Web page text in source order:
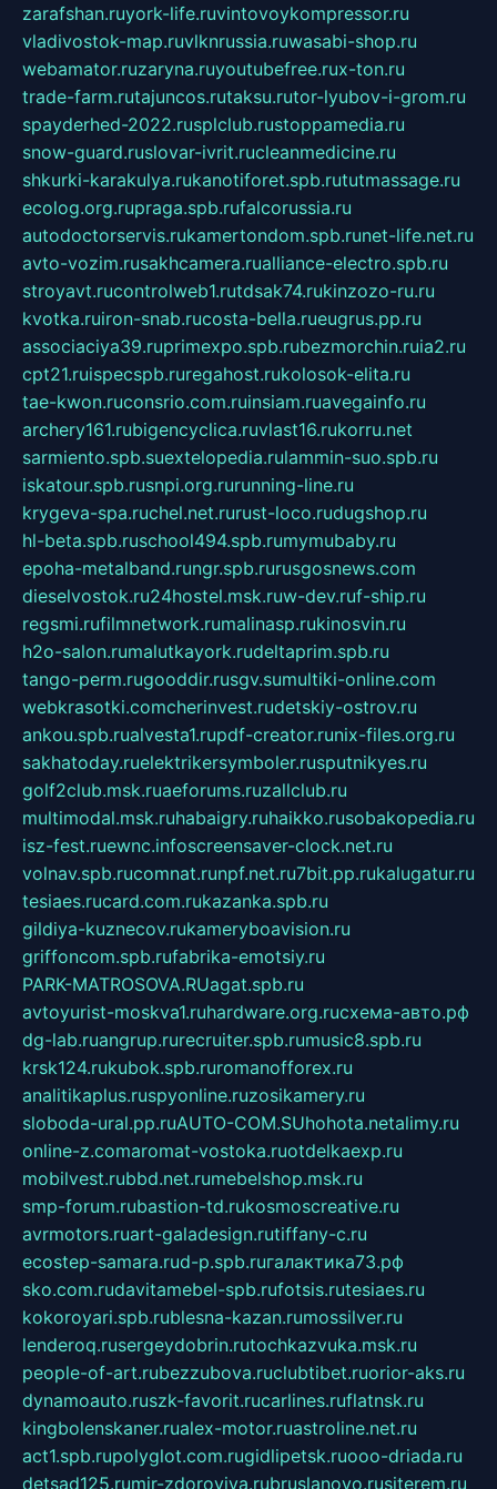
zarafshan.ruyork-life.ruvintovoykompressor.ru
vladivostok-map.ruvlknrussia.ruwasabi-shop.ru
webamator.ruzaryna.ruyoutubefree.rux-ton.ru
trade-farm.rutajuncos.rutaksu.rutor-lyubov-i-grom.ru
spayderhed-2022.rusplclub.rustoppamedia.ru
snow-guard.ruslovar-ivrit.rucleanmedicine.ru
shkurki-karakulya.rukanotiforet.spb.rututmassage.ru
ecolog.org.rupraga.spb.rufalcorussia.ru
autodoctorservis.rukamertondom.spb.runet-life.net.ru
avto-vozim.rusakhcamera.rualliance-electro.spb.ru
stroyavt.rucontrolweb1.rutdsak74.rukinzozo-ru.ru
kvotka.ruiron-snab.rucosta-bella.rueugrus.pp.ru
associaciya39.ruprimexpo.spb.rubezmorchin.ruia2.ru
cpt21.ruispecspb.ruregahost.rukolosok-elita.ru
tae-kwon.ruconsrio.com.ruinsiam.ruavegainfo.ru
archery161.rubigencyclica.ruvlast16.rukorru.net
sarmiento.spb.suextelopedia.rulammin-suo.spb.ru
iskatour.spb.rusnpi.org.rurunning-line.ru
krygeva-spa.ruchel.net.rurust-loco.rudugshop.ru
hl-beta.spb.ruschool494.spb.rumymubaby.ru
epoha-metalband.rungr.spb.rurusgosnews.com
dieselvostok.ru24hostel.msk.ruw-dev.ruf-ship.ru
regsmi.rufilmnetwork.rumalinasp.rukinosvin.ru
h2o-salon.rumalutkayork.rudeltaprim.spb.ru
tango-perm.rugooddir.rusgv.sumultiki-online.com
webkrasotki.comcherinvest.rudetskiy-ostrov.ru
ankou.spb.rualvesta1.rupdf-creator.runix-files.org.ru
sakhatoday.ruelektrikersymboler.rusputnikyes.ru
golf2club.msk.ruaeforums.ruzallclub.ru
multimodal.msk.ruhabaigry.ruhaikko.rusobakopedia.ru
isz-fest.ruewnc.infoscreensaver-clock.net.ru
volnav.spb.rucomnat.runpf.net.ru7bit.pp.rukalugatur.ru
tesiaes.rucard.com.rukazanka.spb.ru
gildiya-kuznecov.rukameryboavision.ru
griffoncom.spb.rufabrika-emotsiy.ru
PARK-MATROSOVA.RUagat.spb.ru
avtoyurist-moskva1.ruhardware.org.ruсхема-авто.рф
dg-lab.ruangrup.rurecruiter.spb.rumusic8.spb.ru
krsk124.rukubok.spb.ruromanofforex.ru
analitikaplus.ruspyonline.ruzosikamery.ru
sloboda-ural.pp.ruAUTO-COM.SUhohota.netalimy.ru
online-z.comaromat-vostoka.ruotdelkaexp.ru
mobilvest.rubbd.net.rumebelshop.msk.ru
smp-forum.rubastion-td.rukosmoscreative.ru
avrmotors.ruart-galadesign.rutiffany-c.ru
ecostep-samara.rud-p.spb.ruгалактика73.рф
sko.com.rudavitamebel-spb.rufotsis.rutesiaes.ru
kokoroyari.spb.rublesna-kazan.rumossilver.ru
lenderoq.rusergeydobrin.rutochkazvuka.msk.ru
people-of-art.rubezzubova.ruclubtibet.ruorior-aks.ru
dynamoauto.ruszk-favorit.rucarlines.ruflatnsk.ru
kingbolenskaner.rualex-motor.ruastroline.net.ru
act1.spb.rupolyglot.com.rugidlipetsk.ruooo-driada.ru
detsad125.rumir-zdoroviya.rubruslanovo.rusiterem.ru